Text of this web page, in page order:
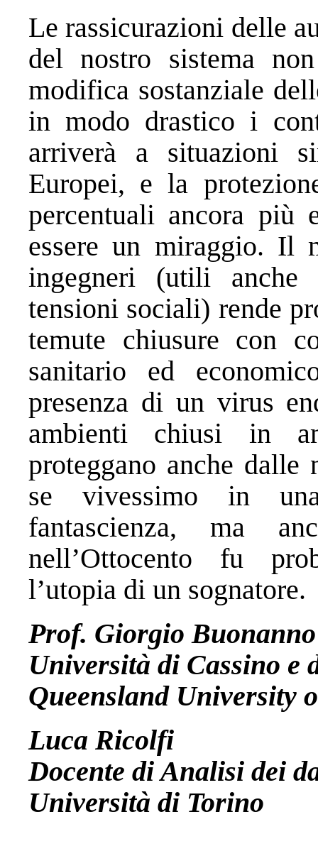
Le rassicurazioni delle
del nostro sistema
modifica sostanziale
in modo drastico i
arriverà a situazioni
Europei, e la
percentuali ancora più
essere un miraggio. Il
ingegneri (utili anche
tensioni sociali) rende
temute chiusure con
sanitario ed
presenza di un virus
ambienti chiusi in
proteggano anche
se vivessimo in
fantascienza, ma
nell’Ottocento fu
l’utopia di un sognatore.
Prof. Giorgio Buonanno
Università di Cassino e
Queensland University
Luca Ricolfi
Docente di Analisi dei
Università di Torino